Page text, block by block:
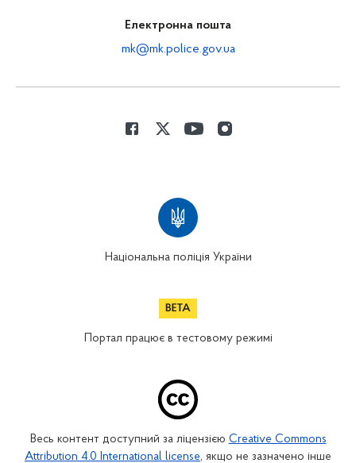
Електронна пошта
mk@mk.police.gov.ua
Національна поліція України
Портал працює в тестовому режимі
Весь контент доступний за ліцензією Creative Commons
Attribution 4.0 International license, якщо не зазначено інше